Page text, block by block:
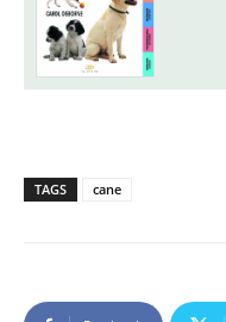
TAGS cane